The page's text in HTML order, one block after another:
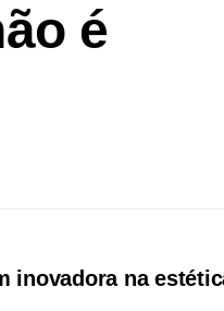
é
inovadora na